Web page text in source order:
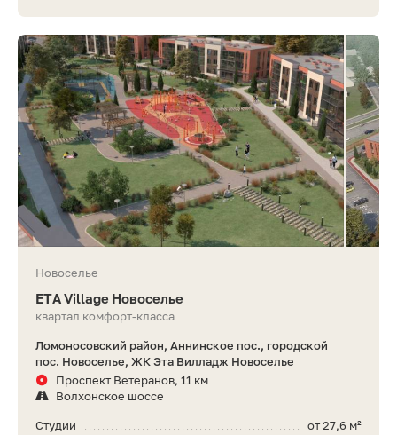
Новоселье
ETA Village Новоселье
квартал комфорт-класса
Ломоносовский район, Аннинское пос., городской
пос. Новоселье, ЖК Эта Вилладж Новоселье
Проспект Ветеранов, 11 км
Волхонское шоссе
от 27,6 м²
Студии